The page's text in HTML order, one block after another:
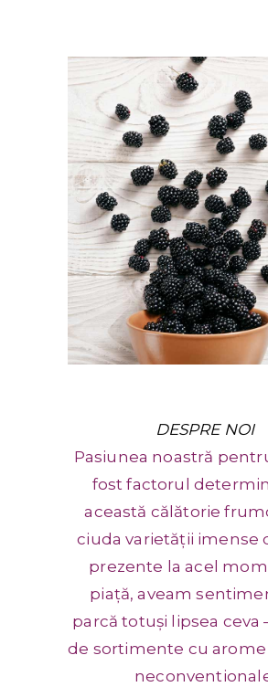
DESPRE NOI
Pasiunea noastră
fost factorul
această călătorie
ciuda varietății imense
prezente la acel
piață, aveam
parcă totuși lipsea ceva
de sortimente cu arome